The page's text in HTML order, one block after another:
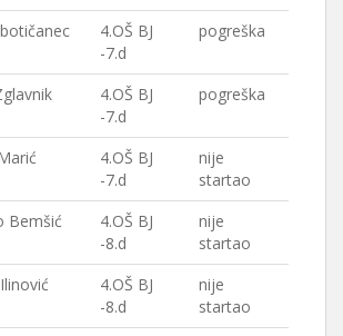
4.OŠ BJ
-7.d
pogreška
4.OŠ BJ
-7.d
pogreška
4.OŠ BJ
-7.d
nije
startao
Bemšić
4.OŠ BJ
-8.d
nije
startao
4.OŠ BJ
-8.d
nije
startao